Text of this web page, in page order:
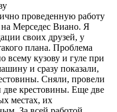
проведенную работу
на Мерседес Виано. Я
своих друзей, у
плана. Проблема
всему кузову и гуле при
и сразу показали,
Сняли, провели
две крестовины. Еще две
местах, их